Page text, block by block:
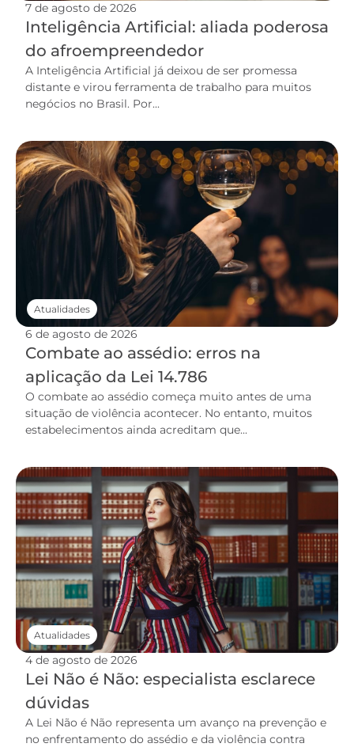
7 de agosto de 2026
Inteligência Artificial: aliada poderosa
do afroempreendedor
A Inteligência Artificial já deixou de ser promessa
distante e virou ferramenta de trabalho para muitos
negócios no Brasil. Por...
6 de agosto de 2026
Combate ao assédio: erros na
aplicação da Lei 14.786
O combate ao assédio começa muito antes de uma
situação de violência acontecer. No entanto, muitos
estabelecimentos ainda acreditam que...
Atualidades
4 de agosto de 2026
Lei Não é Não: especialista esclarece
dúvidas
A Lei Não é Não representa um avanço na prevenção e
no enfrentamento do assédio e da violência contra
Atualidades